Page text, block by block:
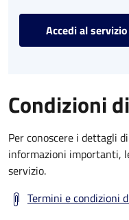
Accedi al servizio
Condizioni
Per conoscere i dettagli
informazioni importanti,
servizio.
Termini e condizioni